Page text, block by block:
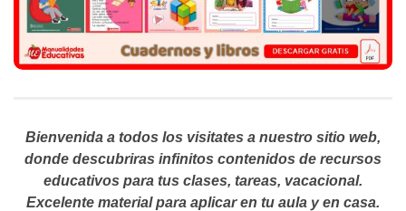
Bienvenida a todos los visitates a nuestro sitio web,
donde descubriras infinitos contenidos de recursos
educativos para tus clases, tareas, vacacional.
Excelente material para aplicar en tu aula y en casa.